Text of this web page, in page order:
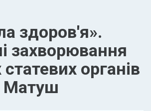
здоров'я».
захворювання
органів
Матуш